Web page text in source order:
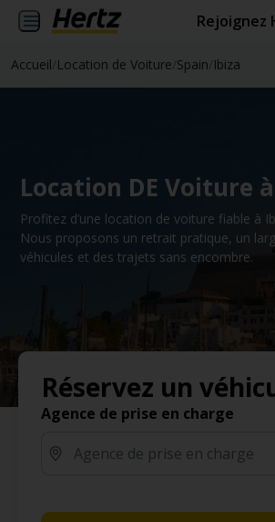
Rejoignez
Accueil Location de Voiture Spain Ibiza
Location DE Voiture
Profitez d’une location de voiture fiable à
Nous proposons un retrait pratique, un
véhicules et des trajets sans encombre.
Réservez un
Agence de prise en charge